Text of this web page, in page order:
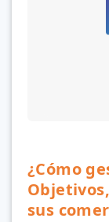
¿Cómo
sus